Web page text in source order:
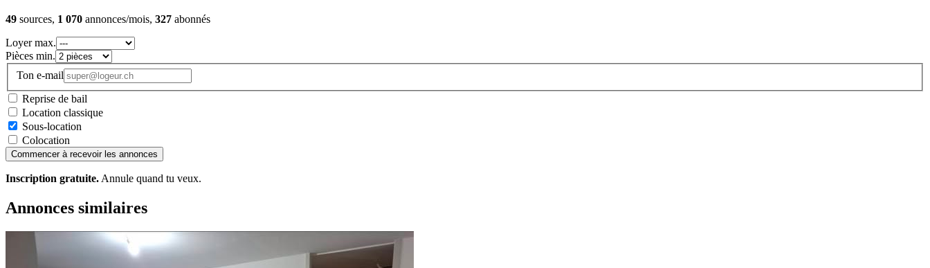
49 sources, 1 070 annonces/mois, 327 abonnés
Loyer max.
Pièces min.
Ton e-mail
Reprise de bail
Location classique
Sous-location
Colocation
Commencer à recevoir les annonces
Inscription gratuite. Annule quand tu veux.
Annonces similaires